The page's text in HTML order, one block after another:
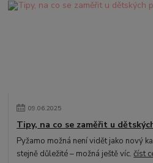
09.06.2025
Tipy, na co se zaměřit u
Pyžamo možná není vidět jako nový
stejně důležité – možná ještě víc.číst